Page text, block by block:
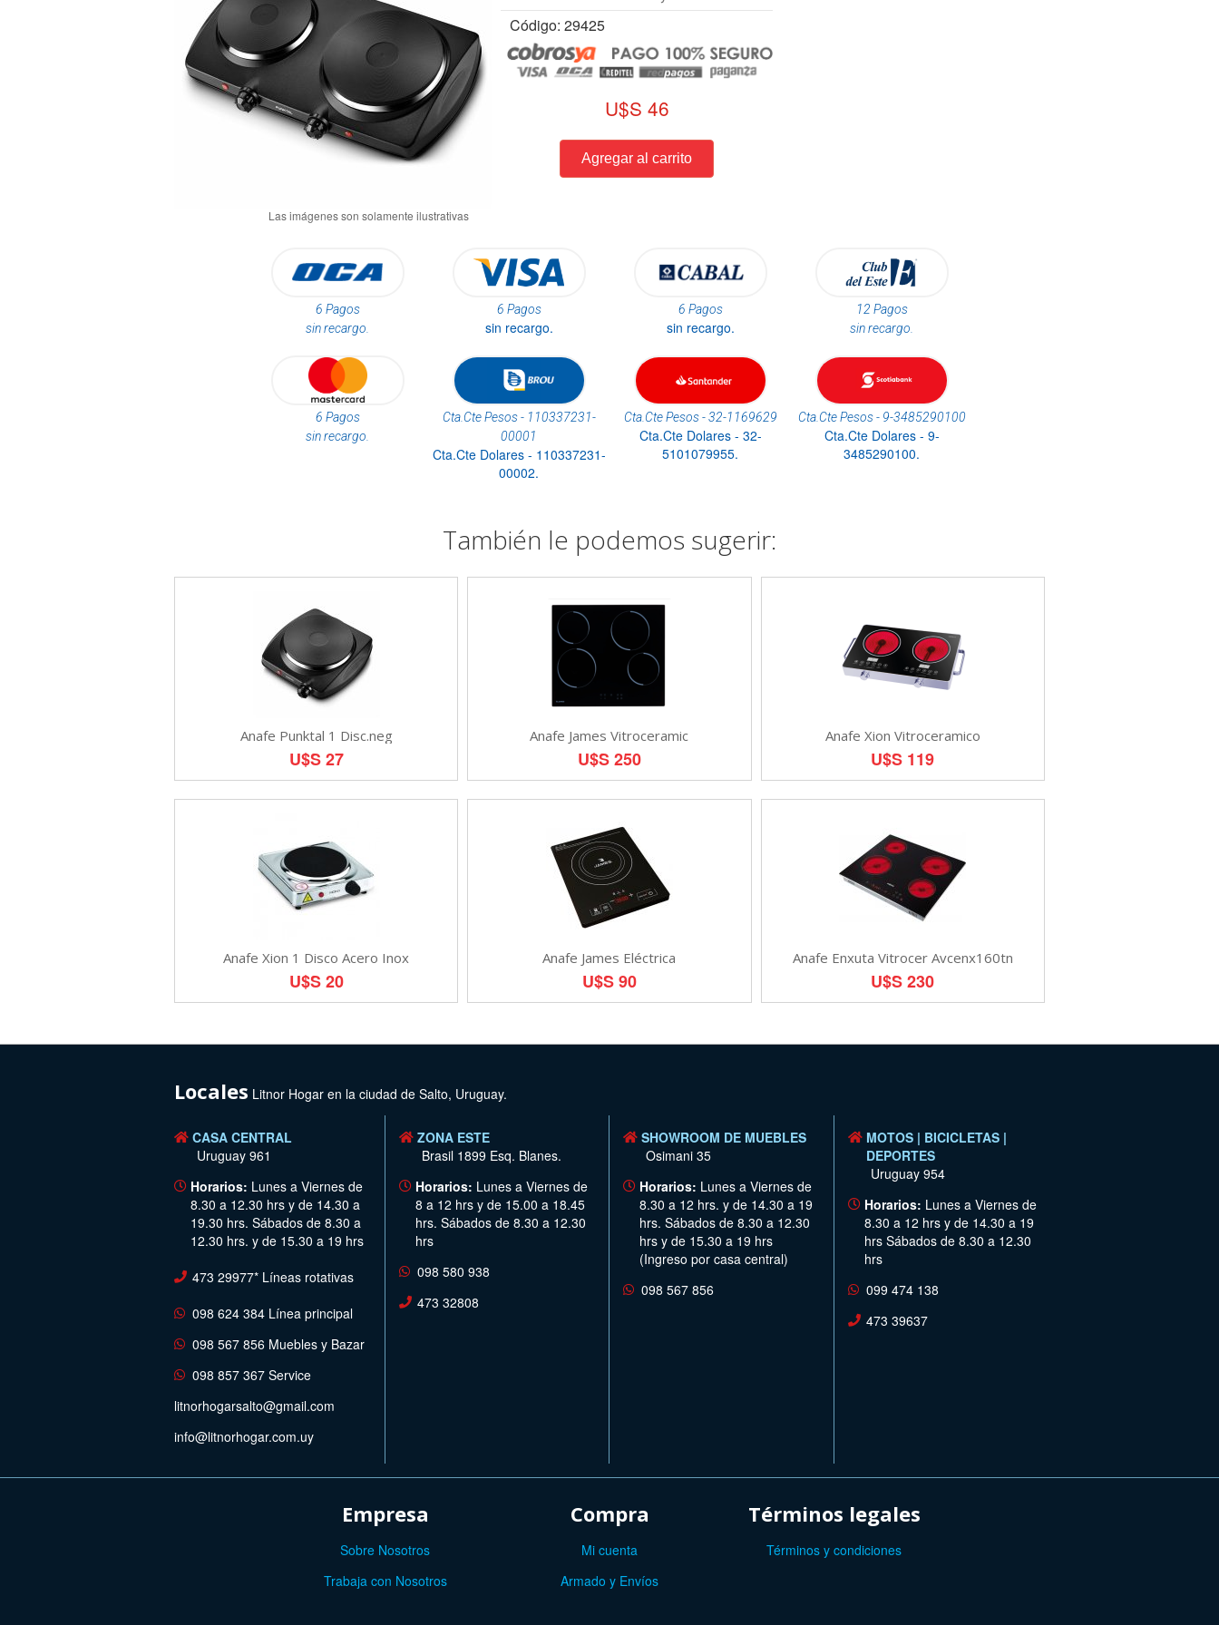
Código: 29425
U$S 46
6 Pagos
sin recargo.
6 Pagos
sin recargo.
6 Pagos
sin recargo.
12 Pagos
sin recargo.
6 Pagos
sin recargo.
Cta.Cte Pesos - 110337231-
00001
Cta.Cte Dolares - 110337231-
00002.
Cta.Cte Pesos - 32-1169629
Cta.Cte Dolares - 32-
5101079955.
Cta.Cte Pesos - 9-3485290100
Cta.Cte Dolares - 9-
3485290100.
También le podemos sugerir:
Anafe Punktal 1 Disc.neg
U$S 27
Anafe James Vitroceramic
U$S 250
Anafe Xion Vitroceramico
U$S 119
Anafe Xion 1 Disco Acero Inox
U$S 20
Anafe James Eléctrica
U$S 90
Anafe Enxuta Vitrocer Avcenx160tn
U$S 230
Locales Litnor Hogar en la ciudad de Salto, Uruguay.
CASA CENTRAL
Uruguay 961
Horarios: Lunes a Viernes de
8.30 a 12.30 hrs y de 14.30 a
19.30 hrs. Sábados de 8.30 a
12.30 hrs. y de 15.30 a 19 hrs
473 29977* Líneas rotativas
098 624 384 Línea principal
098 567 856 Muebles y Bazar
098 857 367 Service
litnorhogarsalto@gmail.com
info@litnorhogar.com.uy
ZONA ESTE
Brasil 1899 Esq. Blanes.
Horarios: Lunes a Viernes de
8 a 12 hrs y de 15.00 a 18.45
hrs. Sábados de 8.30 a 12.30
hrs
098 580 938
473 32808
SHOWROOM DE MUEBLES
Osimani 35
Horarios: Lunes a Viernes de
8.30 a 12 hrs. y de 14.30 a 19
hrs. Sábados de 8.30 a 12.30
hrs y de 15.30 a 19 hrs
(Ingreso por casa central)
098 567 856
MOTOS | BICICLETAS |
DEPORTES
Uruguay 954
Horarios: Lunes a Viernes de
8.30 a 12 hrs y de 14.30 a 19
hrs Sábados de 8.30 a 12.30
hrs
099 474 138
473 39637
Empresa
Sobre Nosotros
Trabaja con Nosotros
Compra
Mi cuenta
Armado y Envíos
Términos legales
Términos y condiciones